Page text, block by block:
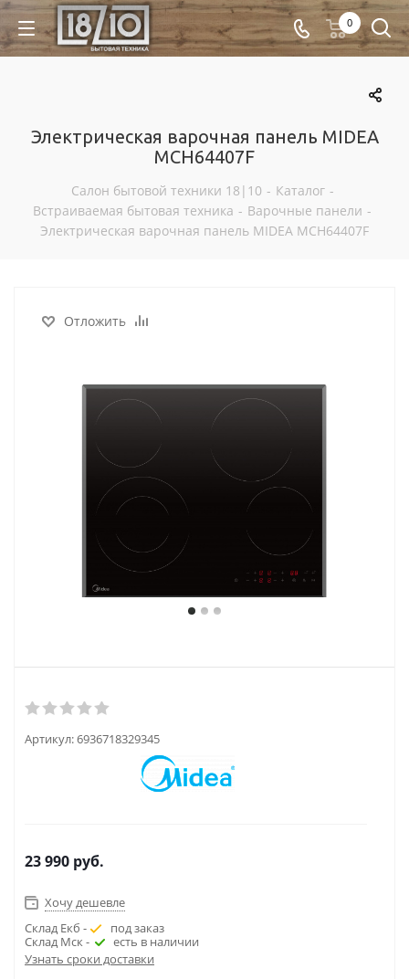
0
Электрическая варочная панель MIDEA
MCH64407F
Салон бытовой техники 18|10 - Каталог -
Встраиваемая бытовая техника - Варочные панели -
Электрическая варочная панель MIDEA MCH64407F
Отложить
Артикул:6936718329345
23 990 руб.
Хочу дешевле
Склад Екб -
под заказ
Склад Мск -
есть в наличии
Узнать сроки доставки